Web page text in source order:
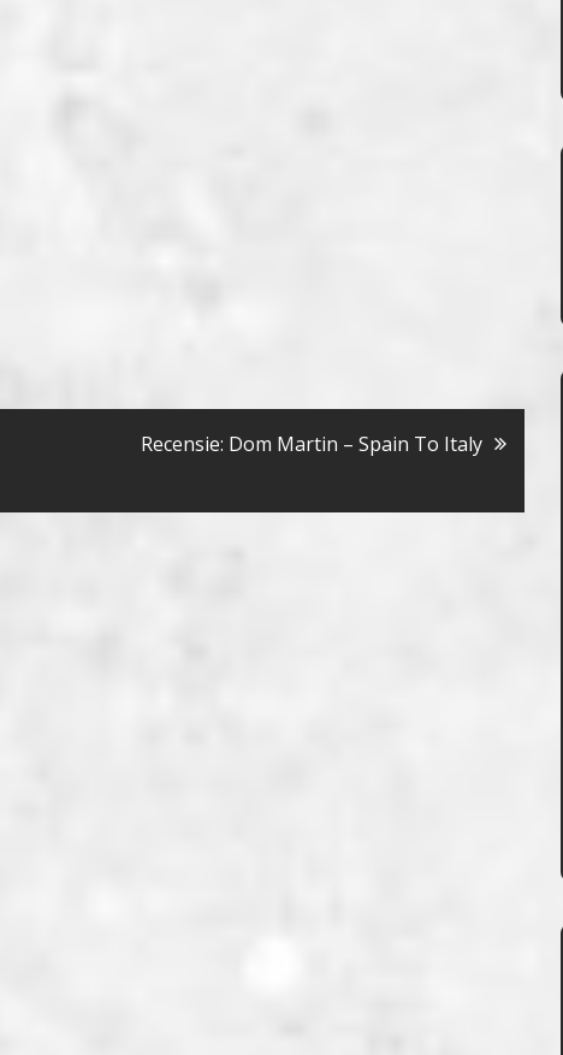
Recensie: Dom Martin – Spain To Italy